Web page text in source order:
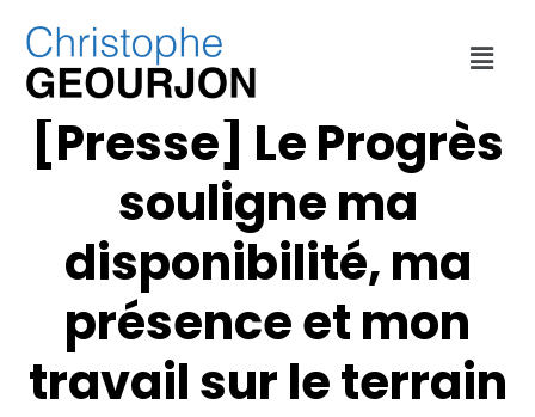
INTERVENTIONS
[Presse] Le Progrès
souligne ma
disponibilité, ma
présence et mon
travail sur le terrain